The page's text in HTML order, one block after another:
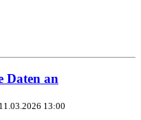
Daten an
11.03.2026 13:00